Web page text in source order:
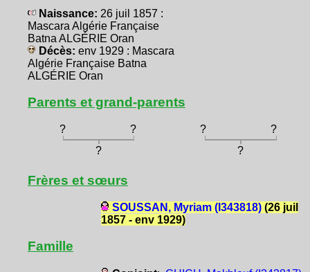
Naissance: 26 juil 1857 :
Mascara Algérie Française
Batna ALGÉRIE Oran
Décès: env 1929 : Mascara
Algérie Française Batna
ALGÉRIE Oran
Parents et grand-parents
? ? ?
?
?
?
Frères et sœurs
SOUSSAN, Myriam (I343818)(26 juil
1857 - env 1929)
Famille